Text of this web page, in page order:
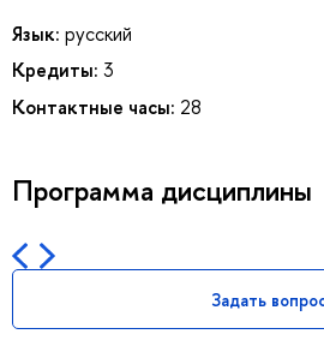
Язык: русский
Кредиты: 3
Контактные часы: 28
Программа дисциплины
Задать